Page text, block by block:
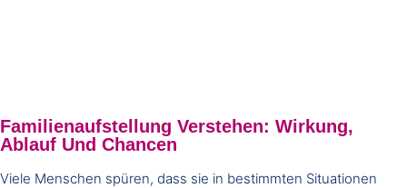
Familienaufstellung Verstehen: Wirkung,
Ablauf Und Chancen
Viele Menschen spüren, dass sie in bestimmten Situationen